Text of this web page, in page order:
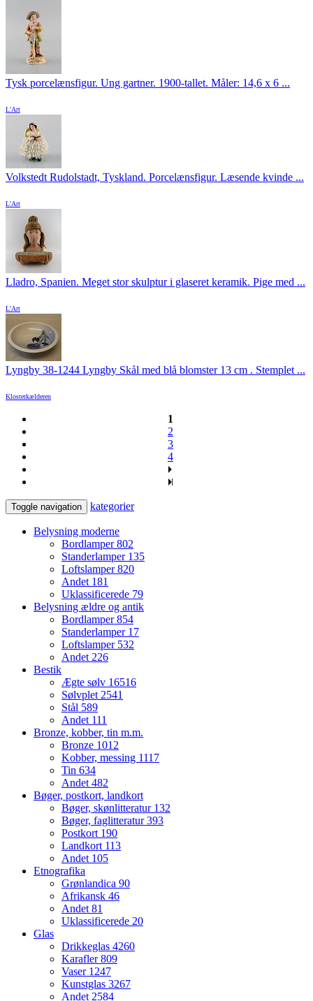
Tysk porcelænsfigur. Ung gartner. 1900-tallet. Måler: 14,6 x 6 ...
L'Art
Volkstedt Rudolstadt, Tyskland. Porcelænsfigur. Læsende kvinde ...
L'Art
Lladro, Spanien. Meget stor skulptur i glaseret keramik. Pige med ...
L'Art
Lyngby 38-1244 Lyngby Skål med blå blomster 13 cm . Stemplet ...
Klosterkælderen
1
2
3
4
Toggle navigation kategorier
Belysning moderne
Bordlamper802
Standerlamper 135
Loftslamper820
Andet 181
Uklassificerede 79
Belysning ældre og antik
Bordlamper854
Standerlamper 17
Loftslamper 532
Andet 226
Bestik
Ægte sølv 16516
Sølvplet 2541
Stål 589
Andet 111
Bronze, kobber, tin m.m.
Bronze 1012
Kobber, messing 1117
Tin 634
Andet 482
Bøger, postkort, landkort
Bøger, skønlitteratur 132
Bøger, faglitteratur393
Postkort 190
Landkort 113
Andet 105
Etnografika
Grønlandica 90
Afrikansk 46
Andet 81
Uklassificerede 20
Glas
Drikkeglas 4260
Karafler809
Vaser 1247
Kunstglas 3267
Andet 2584